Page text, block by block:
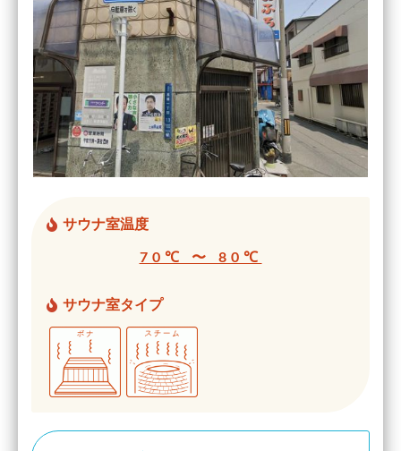
サウナ室温度
70℃ 〜 80℃
サウナ室タイプ